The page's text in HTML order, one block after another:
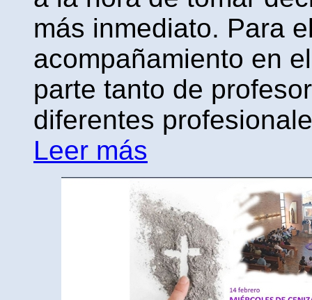
más inmediato. Para
acompañamiento en
parte tanto de
diferentes
Leer más